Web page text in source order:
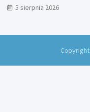
5 sierpnia 2026